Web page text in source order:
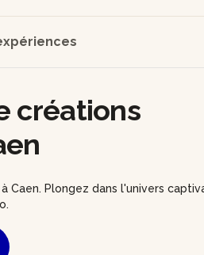
créations
Caen. Plongez dans l'univers